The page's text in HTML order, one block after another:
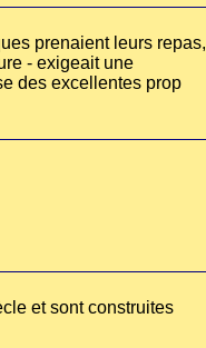
prenaient leurs repas,
- exigeait une
des excellentes prop
et sont construites